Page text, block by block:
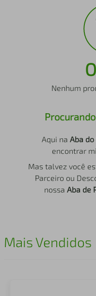
Nenhum
Aqui na Aba
encontrar
Mas talvez você
Parceiro ou
nossa Aba de
Mais Vendidos
iphone